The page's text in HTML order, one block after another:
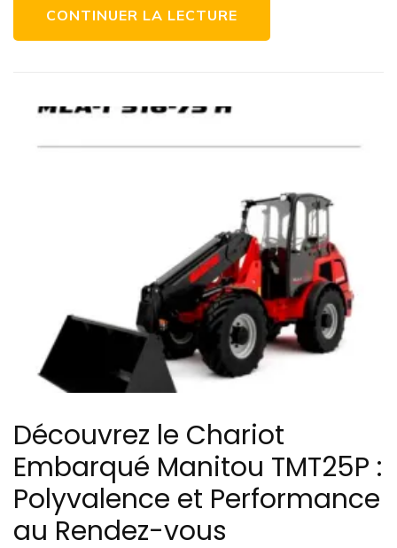
CONTINUER LA LECTURE
Découvrez le Chariot
Embarqué Manitou TMT25P :
Polyvalence et Performance
au Rendez-vous